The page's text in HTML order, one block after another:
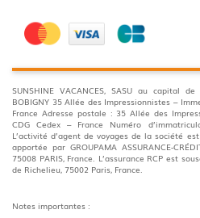
SUNSHINE VACANCES, SASU au capital
BOBIGNY 35 Allée des Impressionnistes –
France Adresse postale : 35 Allée des
CDG Cedex – France Numéro
L’activité d’agent de voyages de la société
apportée par GROUPAMA ASSURANCE-
75008 PARIS, France. L’assurance RCP est
de Richelieu, 75002 Paris, France.
Notes importantes :